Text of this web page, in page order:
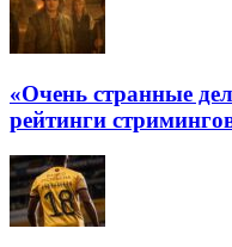
«Очень странные
рейтинги